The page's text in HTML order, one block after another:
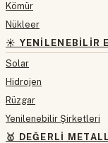
Kömür
Nükleer
☀️ YENILENEBILIR
Solar
Hidrojen
Rüzgar
Yenilenebilir Şirketleri
🥇 DEĞERLI